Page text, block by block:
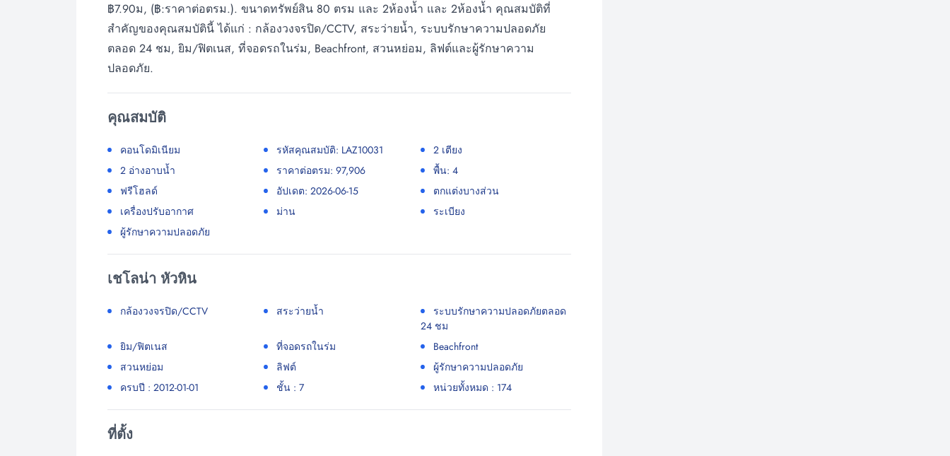
฿7.90ม, (฿:ราคาต่อตรม.). ขนาดทรัพย์สิน 80 ตรม และ 2ห้องน้ำ และ 2ห้องน้ำ คุณสมบัติที่
สำคัญของคุณสมบัตินี้ ได้แก่ : กล้องวงจรปิด/CCTV, สระว่ายน้ำ, ระบบรักษาความปลอดภัย
ตลอด 24 ชม, ยิม/ฟิตเนส, ที่จอดรถในร่ม, Beachfront, สวนหย่อม, ลิฟต์และผู้รักษาความ
ปลอดภัย.
คุณสมบัติ
คอนโดมิเนียม รหัสคุณสมบัติ: LAZ10031
2 เตียง
2 อ่างอาบน้ำ
ราคาต่อตรม: 97,906
พื้น: 4
ฟรีโฮลด์
อัปเดต: 2026-06-15
ตกแต่งบางส่วน
เครื่องปรับอากาศ
ม่าน
ระเบียง
ผู้รักษาความปลอดภัย
เชโลน่า หัวหิน
กล้องวงจรปิด/CCTV สระว่ายน้ำ
ระบบรักษาความปลอดภัยตลอด
24 ชม
ยิม/ฟิตเนส
ที่จอดรถในร่ม
Beachfront
สวนหย่อม
ลิฟต์
ผู้รักษาความปลอดภัย
ครบปี : 2012-01-01
ชั้น : 7 หน่วยทั้งหมด : 174
ที่ตั้ง